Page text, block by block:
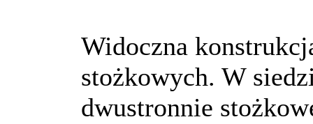
Widoczna
stożkowych. W
dwustronnie